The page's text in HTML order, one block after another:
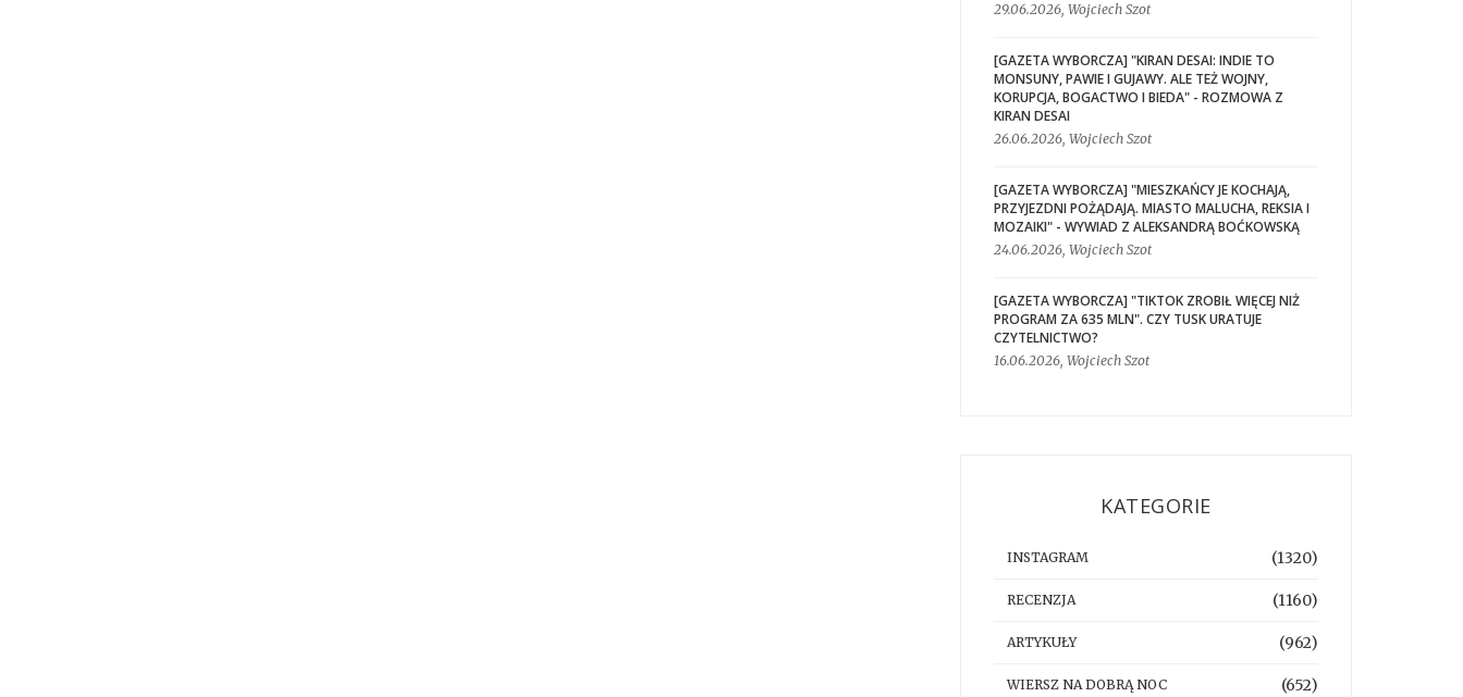
29.06.2026, Wojciech Szot
[GAZETA WYBORCZA] "KIRAN DESAI: INDIE TO
MONSUNY, PAWIE I GUJAWY. ALE TEŻ WOJNY,
KORUPCJA, BOGACTWO I BIEDA" - ROZMOWA Z
KIRAN DESAI
26.06.2026, Wojciech Szot
[GAZETA WYBORCZA] "MIESZKAŃCY JE KOCHAJĄ,
PRZYJEZDNI POŻĄDAJĄ. MIASTO MALUCHA, REKSIA I
MOZAIKI" - WYWIAD Z ALEKSANDRĄ BOĆKOWSKĄ
24.06.2026, Wojciech Szot
[GAZETA WYBORCZA] "TIKTOK ZROBIŁ WIĘCEJ NIŻ
PROGRAM ZA 635 MLN". CZY TUSK URATUJE
CZYTELNICTWO?
16.06.2026, Wojciech Szot
KATEGORIE
INSTAGRAM (1320)
RECENZJA (1160)
ARTYKUŁY (962)
WIERSZ NA DOBRĄ NOC (652)